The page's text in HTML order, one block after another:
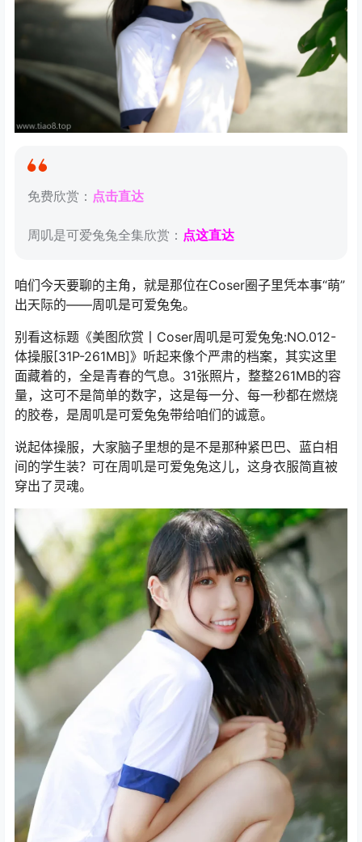
免费欣赏： 点击直达
周叽是可爱兔兔全集欣赏： 点这直达
咱们今天要聊的主角，就是那位在Coser圈子里凭本事“萌”
出天际的——周叽是可爱兔兔。
别看这标题《美图欣赏丨Coser周叽是可爱兔兔:NO.012-
体操服[31P-261MB]》听起来像个严肃的档案，其实这里
面藏着的，全是青春的气息。31张照片，整整261MB的容
量，这可不是简单的数字，这是每一分、每一秒都在燃烧
的胶卷，是周叽是可爱兔兔带给咱们的诚意。
说起体操服，大家脑子里想的是不是那种紧巴巴、蓝白相
间的学生装？可在周叽是可爱兔兔这儿，这身衣服简直被
穿出了灵魂。